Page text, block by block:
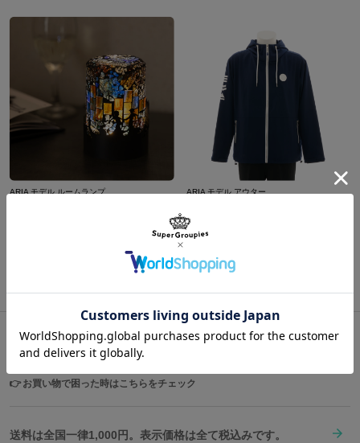
フラッシュを使った撮影の際はケースを外していただくか、フラッシュなしで
撮影することをおすすめします。
原産国／ 中国
素材／ 本体：合成皮革（ポリウレタン） 裏地：ポリエステル100% 金具：
鉄、亜鉛合金
ARIA モデル ルームランプ ARIA モデル アウター
商品をもっと見る
Shopping Guide
👉お買い物で困った時はこちらをチェック
送料は全国一律1,000円。表示価格は全て税込みです。